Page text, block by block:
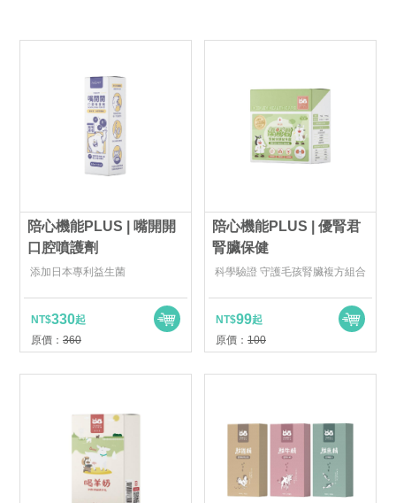
陪心機能PLUS | 嘴開開
口腔噴護劑
添加日本專利益生菌
NT$330起
原價： 360
陪心機能PLUS | 優腎君
腎臟保健
科學驗證 守護毛孩腎臟複方組合
NT$99起
原價： 100